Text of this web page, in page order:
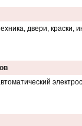
двери, краски,